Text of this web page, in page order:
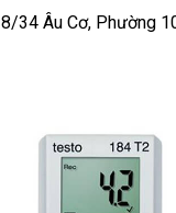
34 Âu Cơ, Phường